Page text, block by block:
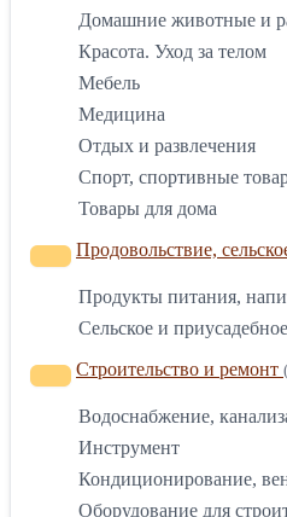
Домашние животные и
Красота. Уход за телом
Мебель
Медицина
Отдых и развлечения
Спорт, спортивные
Товары для дома
Продовольствие,
Продукты питания,
Сельское и
Строительство и ремонт
Водоснабжение,
Инструмент
Кондиционирование,
Оборудование для